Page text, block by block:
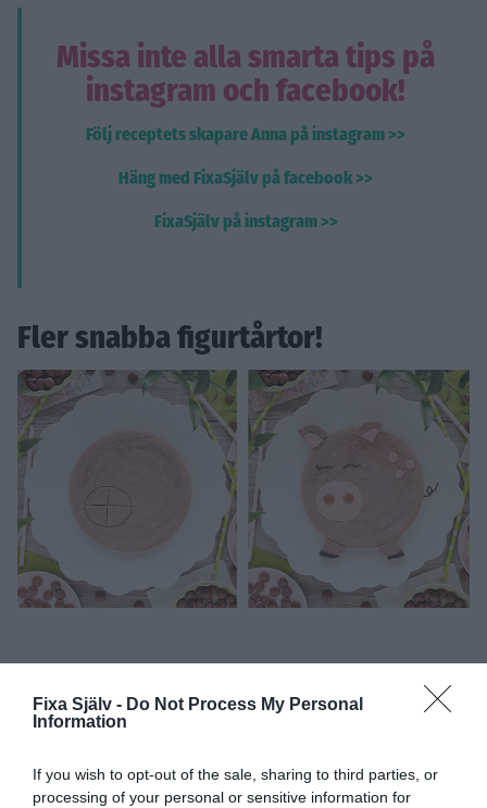
Fixa Själv - Do Not Process My Personal
Information
If you wish to opt-out of the sale, sharing to third parties, or
processing of your personal or sensitive information for
Missa inte alla smarta tips på
instagram och facebook!
Följ receptets skapare Anna på instagram >>
Häng med FixaSjälv på facebook >>
FixaSjälv på instagram >>
Fler snabba figurtårtor!